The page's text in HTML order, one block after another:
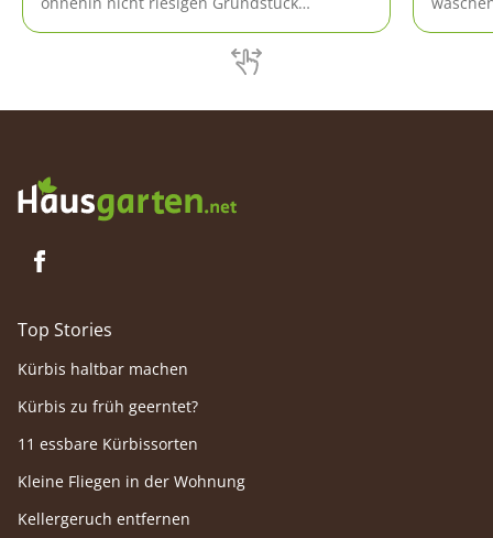
Top Stories
Kürbis haltbar machen
Kürbis zu früh geerntet?
11 essbare Kürbissorten
Kleine Fliegen in der Wohnung
Kellergeruch entfernen